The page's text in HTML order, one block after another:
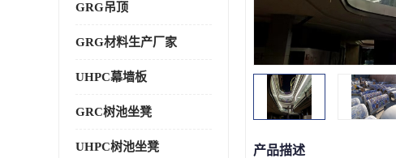
GRG吊顶
GRG材料生产厂家
UHPC幕墙板
GRC树池坐凳
UHPC树池坐凳 产品描述